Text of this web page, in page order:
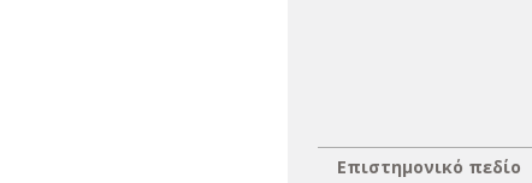
Επιστημονικό πεδίο